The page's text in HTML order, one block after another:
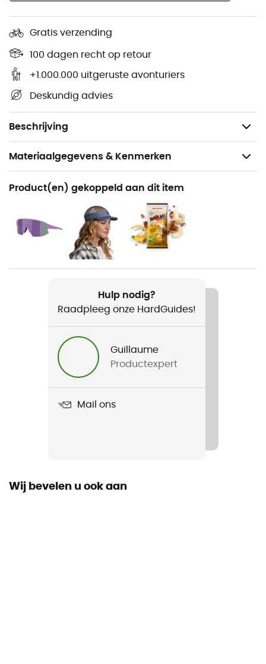
Gratis verzending
100 dagen recht op retour
+1.000.000 uitgeruste avonturiers
Deskundig advies
Beschrijving
Geïnjecteerde tussenzool met externe structuren
bespijkerbaar voor gebruik op besneeuwde of
ijzige terreinen
Snelle vetersluiting en ruim volume voor maximaal
comfort
Materiaalgegevens & Kenmerken
Aanbevolen voor
Trailrunning
Voor
Dames
Gewicht
Lycan Woman GTX
Distance d'entrainement hebdomadaire
All distances
Profiel loper
Product(en) gekoppeld aan dit item
Hulp nodig?
Raadpleeg onze HardGuides!
Guillaume
Productexpert
Mail ons
Wij bevelen u ook aan